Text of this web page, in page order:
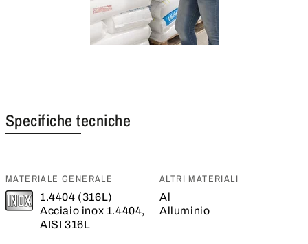
Specifiche tecniche
MATERIALE GENERALE
1.4404 (316L)
Acciaio inox 1.4404,
AISI 316L
ALTRI MATERIALI
Al
Alluminio